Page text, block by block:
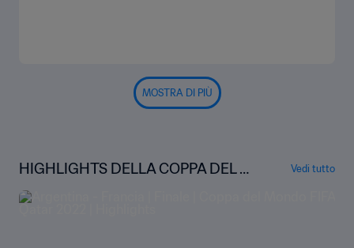
MOSTRA DI PIÙ
HIGHLIGHTS DELLA COPPA DEL M
ONDO
Vedi tutto